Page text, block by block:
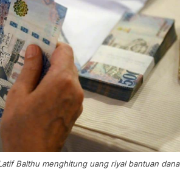
Balthu menghitung uang riyal bantuan dana